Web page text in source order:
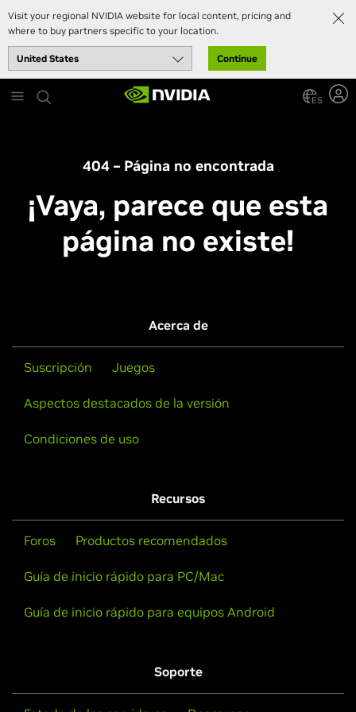
Visit your regional NVIDIA website for local content, pricing and
where to buy partners specific to your location.
Continue
to
ES
404 – Página no encontrada
¡Vaya, parece que esta
página no existe!
Acerca de
Suscripción Juegos
Aspectos destacados de la versión
Condiciones de uso
Recursos
Foros Productos recomendados
Guía de inicio rápido para PC/Mac
Guía de inicio rápido para equipos Android
Soporte